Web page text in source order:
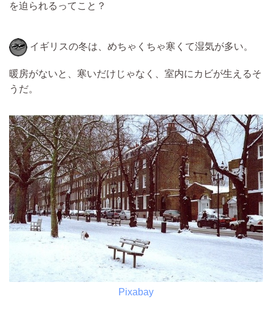
を迫られるってこと？
イギリスの冬は、めちゃくちゃ寒くて湿気が多い。
暖房がないと、寒いだけじゃなく、室内にカビが生えるそ
うだ。
Pixabay